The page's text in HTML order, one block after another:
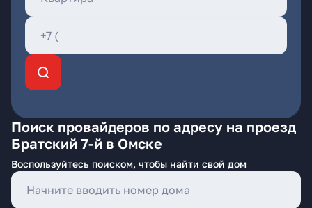
Поиск провайдеров по адресу на проезд
Братский 7-й в Омске
Воспользуйтесь поиском, чтобы найти свой дом